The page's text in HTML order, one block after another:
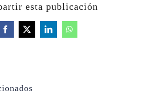
esta publicación
Facebook
X LinkedInWhatsApp